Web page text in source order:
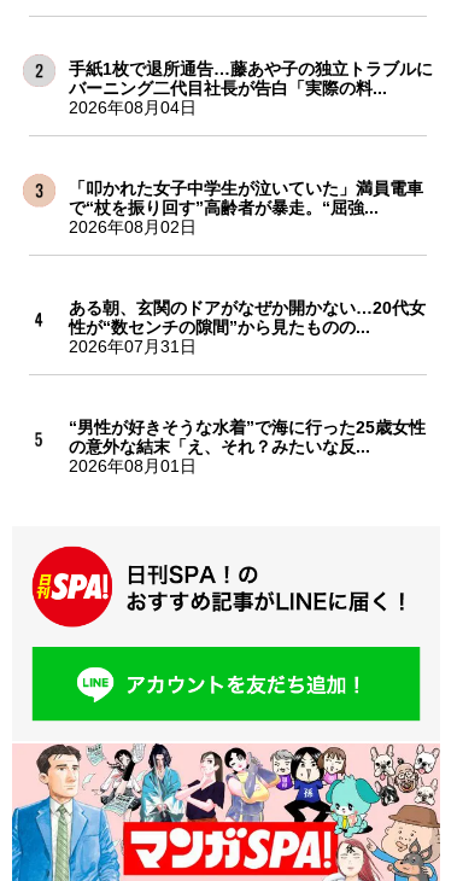
手紙1枚で退所通告…藤あや子の独立トラブルに
バーニング二代目社長が告白「実際の料...
2026年08月04日
「叩かれた女子中学生が泣いていた」満員電車
で“杖を振り回す”高齢者が暴走。“屈強...
2026年08月02日
ある朝、玄関のドアがなぜか開かない…20代女
性が“数センチの隙間”から見たものの...
2026年07月31日
“男性が好きそうな水着”で海に行った25歳女性
の意外な結末「え、それ？みたいな反...
2026年08月01日